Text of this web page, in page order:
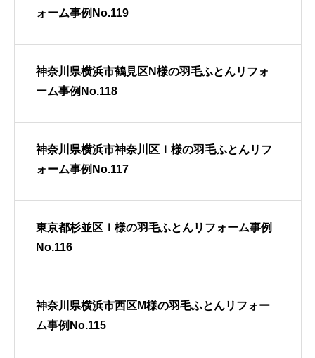
ォーム事例No.119
神奈川県横浜市鶴見区N様の羽毛ふとんリフォ
ーム事例No.118
神奈川県横浜市神奈川区Ｉ様の羽毛ふとんリフ
ォーム事例No.117
東京都杉並区Ｉ様の羽毛ふとんリフォーム事例
No.116
神奈川県横浜市西区M様の羽毛ふとんリフォー
ム事例No.115